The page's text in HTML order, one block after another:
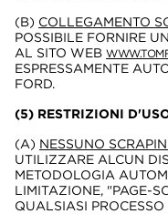
(B) COLLEGAMENTO
POSSIBILE FORNIRE
AL SITO WEB
ESPRESSAMENTE
FORD.
(5) RESTRIZIONI
(A) NESSUNO
UTILIZZARE ALCUN
METODOLOGIA
LIMITAZIONE, "PAGE-
QUALSIASI